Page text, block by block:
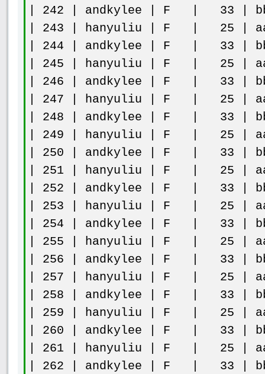
| 242 | andkylee | F | 33 |
| 243 | hanyuliu | F | 25 |
| 244 | andkylee | F | 33 |
| 245 | hanyuliu | F | 25 |
| 246 | andkylee | F | 33 |
| 247 | hanyuliu | F | 25 |
| 248 | andkylee | F | 33 |
| 249 | hanyuliu | F | 25 |
| 250 | andkylee | F | 33 |
| 251 | hanyuliu | F | 25 |
| 252 | andkylee | F | 33 |
| 253 | hanyuliu | F | 25 |
| 254 | andkylee | F | 33 |
| 255 | hanyuliu | F | 25 |
| 256 | andkylee | F | 33 |
| 257 | hanyuliu | F | 25 |
| 258 | andkylee | F | 33 |
| 259 | hanyuliu | F | 25 |
| 260 | andkylee | F | 33 |
| 261 | hanyuliu | F | 25 |
| 262 | andkylee | F | 33 |